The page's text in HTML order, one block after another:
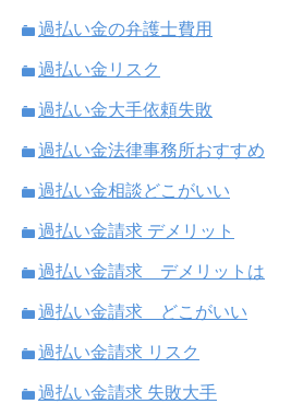
過払い金の弁護士費用
過払い金リスク
過払い金大手依頼失敗
過払い金法律事務所おすすめ
過払い金相談どこがいい
過払い金請求 デメリット
過払い金請求 デメリットは
過払い金請求 どこがいい
過払い金請求 リスク
過払い金請求 失敗大手